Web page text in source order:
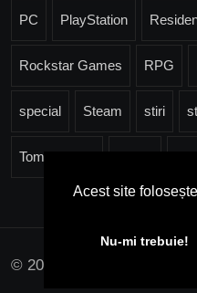
PC PlayStation
Rockstar Games RPG
special Steam stiri
Tomb Raider
© 2026 pcgames.ro
Acest site
Nu-mi trebuie!